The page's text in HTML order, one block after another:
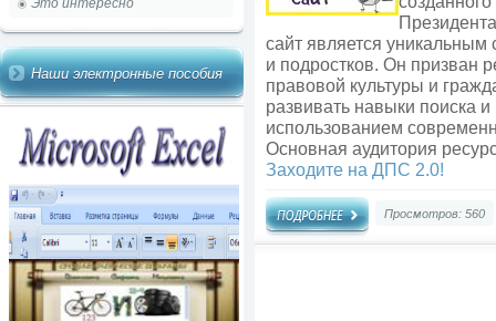
Это интересно
Наши электронные пособия
сайт является
и подростков. Он призван
правовой культуры и
развивать навыки поиска
использованием
Основная аудитория
Заходите на ДПС 2.0!
Просмотров: 560